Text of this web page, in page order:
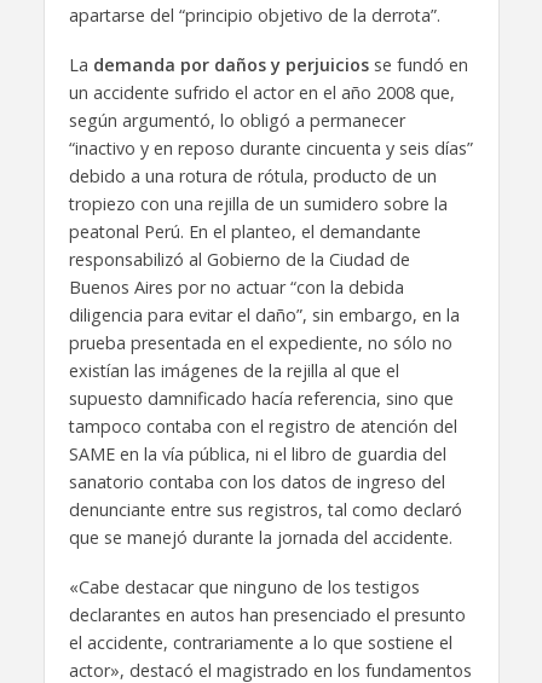
apartarse del “principio objetivo de la derrota”.
La demanda por daños y perjuiciosse fundó en
un accidente sufrido el actor en el año 2008 que,
según argumentó, lo obligó a permanecer
“inactivo y en reposo durante cincuenta y seis días”
debido a una rotura de rótula, producto de un
tropiezo con una rejilla de un sumidero sobre la
peatonal Perú. En el planteo, el demandante
responsabilizó al Gobierno de la Ciudad de
Buenos Aires por no actuar “con la debida
diligencia para evitar el daño”, sin embargo, en la
prueba presentada en el expediente, no sólo no
existían las imágenes de la rejilla al que el
supuesto damnificado hacía referencia, sino que
tampoco contaba con el registro de atención del
SAME en la vía pública, ni el libro de guardia del
sanatorio contaba con los datos de ingreso del
denunciante entre sus registros, tal como declaró
que se manejó durante la jornada del accidente.
«Cabe destacar que ninguno de los testigos
declarantes en autos han presenciado el presunto
el accidente, contrariamente a lo que sostiene el
actor», destacó el magistrado en los fundamentos